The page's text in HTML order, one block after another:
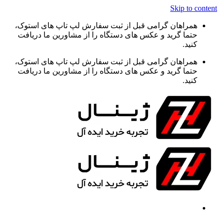
Skip to content
همراهان گرامی قبل از ثبت سفارش لپ تاپ های استوک،
حتما گرید و عکس های دستگاه را از مشاورین ما دریافت
کنید.
همراهان گرامی قبل از ثبت سفارش لپ تاپ های استوک،
حتما گرید و عکس های دستگاه را از مشاورین ما دریافت
کنید.